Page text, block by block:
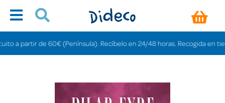
partir de 60€ (Península). Recíbelo en 24/48 horas. Recogida en